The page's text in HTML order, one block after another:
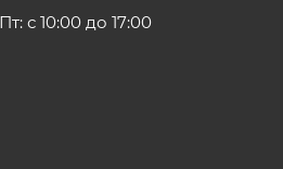
с 10:00 до 17:00